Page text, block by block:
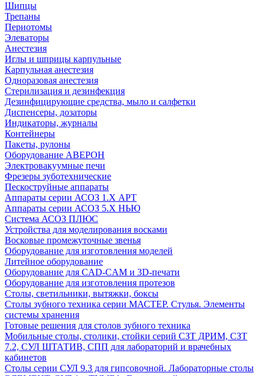
Шипцы
Трепаны
Периотомы
Элеваторы
Анестезия
Иглы и шприцы карпульные
Карпульная анестезия
Одноразовая анестезия
Стерилизация и дезинфекция
Дезинфицирующие средства, мыло и салфетки
Диспенсеры, дозаторы
Индикаторы, журналы
Контейнеры
Пакеты, рулоны
Оборудование АВЕРОН
Электровакуумные печи
Фрезеры зуботехнические
Пескоструйные аппараты
Аппараты серии АСОЗ 1.Х АРТ
Аппараты серии АСОЗ 5.Х НЬЮ
Система АСОЗ ПЛЮС
Устройства для моделирования восками
Восковые промежуточные звенья
Оборудование для изготовления моделей
Литейное оборудование
Оборудование для CAD-CAM и 3D-печати
Оборудование для изготовления протезов
Cтолы, светильники, вытяжки, боксы
Столы зубного техника серии МАСТЕР. Стулья. Элементы
системы хранения
Готовые решения для столов зубного техника
Мобильные столы, столики, стойки серий СЗТ ДРИМ, СЗТ
7.2, СУЛ ШТАТИВ, СПП для лабораторий и врачебных
кабинетов
Столы серии СУЛ 9.3 для гипсовочной. Лабораторные столы